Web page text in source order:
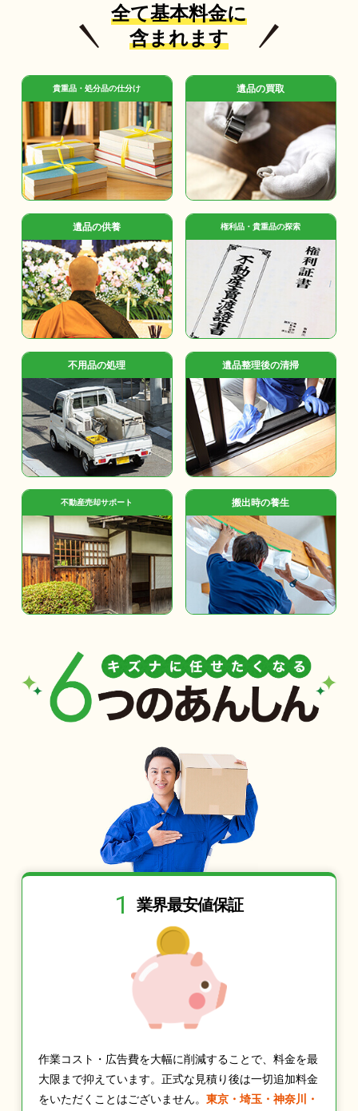
全て基本料金に
含まれます
貴重品・処分品の仕分け 遺品の買取
遺品の供養 権利品・貴重品の探索
不用品の処理 遺品整理後の清掃
不動産売却サポート 搬出時の養生
1 業界最安値保証
作業コスト・広告費を大幅に削減することで、料金を最
大限まで抑えています。正式な見積り後は一切追加料金
をいただくことはございません。 東京・埼玉・神奈川・